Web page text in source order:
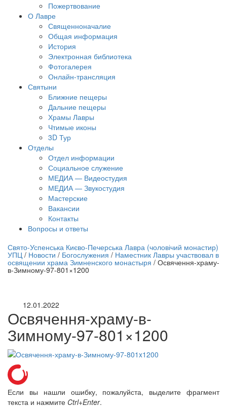
Пожертвование
О Лавре
Священноначалие
Общая информация
История
Электронная библиотека
Фотогалерея
Онлайн-трансляция
Святыни
Ближние пещеры
Дальние пещеры
Храмы Лавры
Чтимые иконы
3D Тур
Отделы
Отдел информации
Социальное служение
МЕДИА — Видеостудия
МЕДИА — Звукостудия
Мастерские
Вакансии
Контакты
Вопросы и ответы
трансляция | 12 сентября
трансляции
Свято-Успенська Києво-Печерська Лавра (чоловічий монастир)
УПЦ / Новости / Богослужения / Наместник Лавры участвовал в
освящении храма Зимненского монастыря / Освячення-храму-
в-Зимному-97-801×1200
12.01.2022
Освячення-храму-в-
Зимному-97-801×1200
Если вы нашли ошибку, пожалуйста, выделите фрагмент
текста и нажмите Ctrl+Enter.